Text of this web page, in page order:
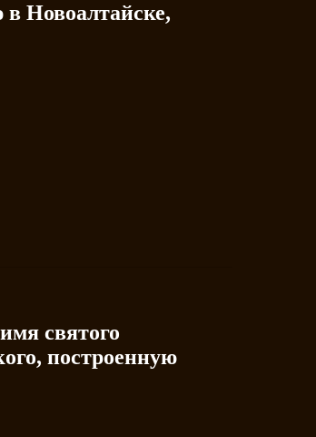
Новоалтайске,
святого
построенную